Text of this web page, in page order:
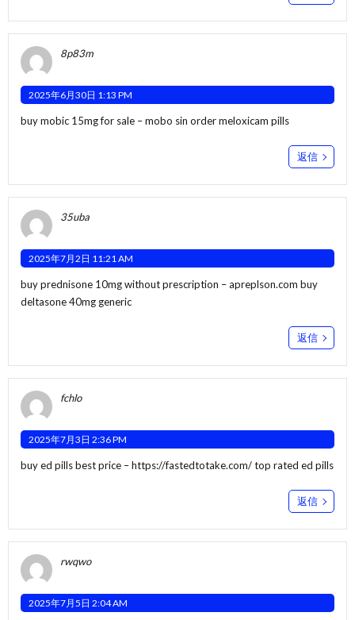
8p83m
2025年6月30日 1:13 PM
buy mobic 15mg for sale –mobo sin order meloxicam pills
返信
35uba
2025年7月2日 11:21 AM
buy prednisone 10mg without prescription –apreplson.com buy
deltasone 40mg generic
返信
fchlo
2025年7月3日 2:36 PM
buy ed pills best price –https://fastedtotake.com/top rated ed pills
返信
rwqwo
2025年7月5日 2:04 AM